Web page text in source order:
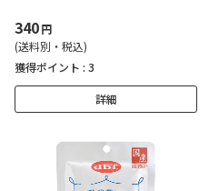
340円
(送料別・税込)
獲得ポイント : 3
詳細